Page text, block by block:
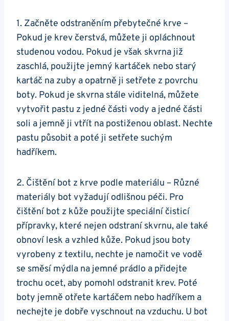
1. Začněte odstraněním přebytečné krve –
Pokud je krev čerstvá, můžete ji opláchnout
studenou vodou. ⁢Pokud je však skvrna již
zaschlá, použijte jemný kartáček ‍nebo starý
kartáč na zuby ⁤a opatrně ji setřete ⁢z povrchu
boty. Pokud ‌je skvrna stále viditelná, můžete
vytvořit pastu z jedné části vody a jedné části
⁣soli a jemně⁣ ji ⁤vtřít na postiženou oblast. Nechte
pastu působit a poté ji setřete suchým
hadříkem.
2. Čištění bot z krve podle materiálu – Různé
materiály bot vyžadují‌ odlišnou péči. ⁣Pro
čištění bot z kůže použijte speciální čisticí
přípravky, které ⁤nejen odstraní skvrnu, ale také⁣
obnoví lesk a vzhled kůže. Pokud jsou boty
vyrobeny ‍z textilu, nechte je namočit ve vodě
se směsí mýdla na jemné prádlo a přidejte
trochu ​ocet, aby pomohl odstranit krev. Poté
boty jemně otřete kartáčem nebo hadříkem a
⁢nechejte je ‍dobře vyschnout na vzduchu. U bot